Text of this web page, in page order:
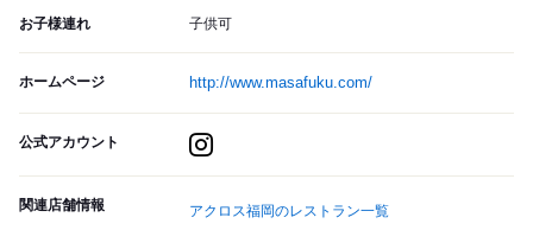
お子様連れ 子供可
ホームページ http://www.masafuku.com/
公式アカウント
関連店舗情報 アクロス福岡のレストラン一覧